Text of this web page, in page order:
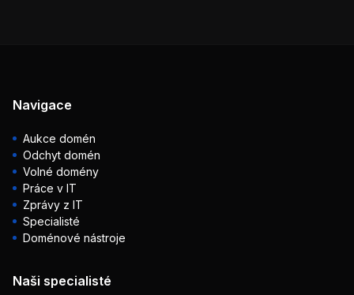
Navigace
Aukce domén
Odchyt domén
Volné domény
Práce v IT
Zprávy z IT
Specialisté
Doménové nástroje
Naši specialisté